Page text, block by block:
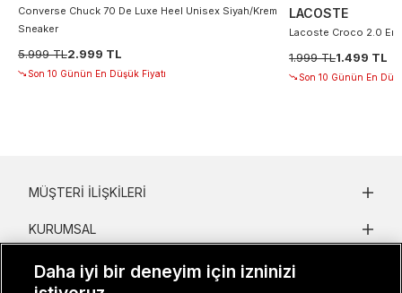
Converse Chuck 70 De Luxe Heel Unisex Siyah/Krem
Sneaker
5.999 TL2.999 TL
Son 10 Günün En Düşük Fiyatı
LACOSTE
Lacoste Croco 2.0
1.999 TL1.499 TL
Son 10 Günün En
MÜŞTERI İLIŞKILERI
KURUMSAL
KADIN KATEGORILER
Daha iyi bir deneyim için izninizi